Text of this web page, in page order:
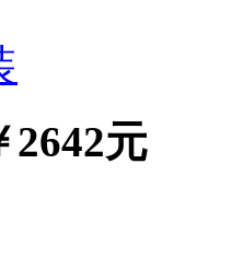
2642元